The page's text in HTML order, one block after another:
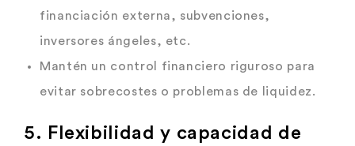
financiación externa, subvenciones,
inversores ángeles, etc.
Mantén un control financiero riguroso para
evitar sobrecostes o problemas de liquidez.
5. Flexibilidad y capacidad de